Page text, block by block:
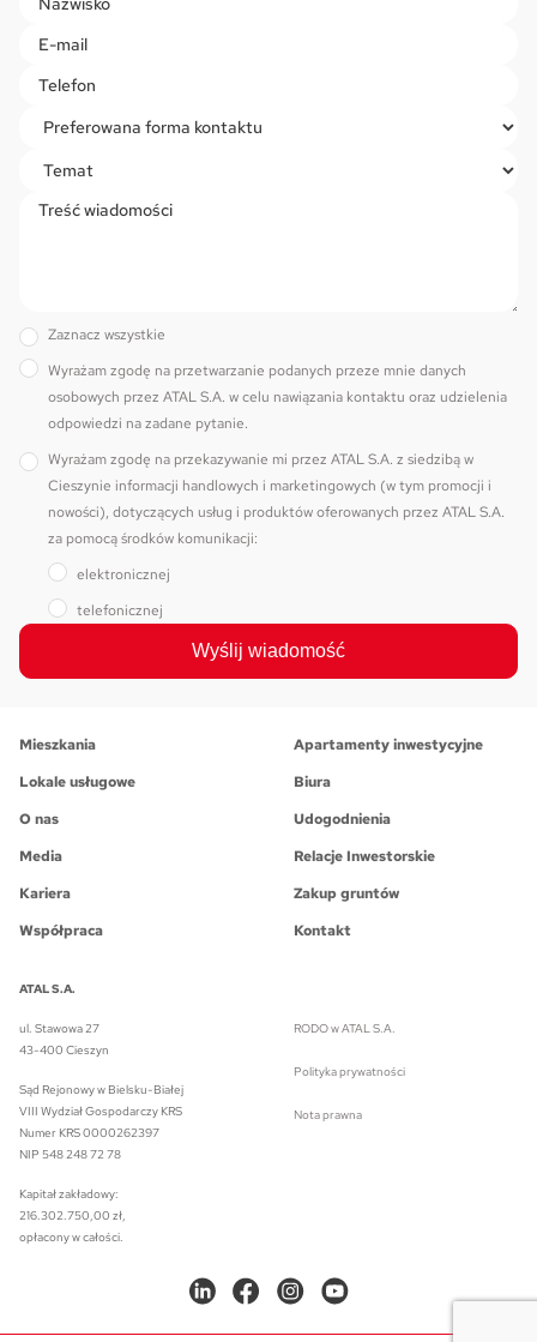
Wyślij wiadomość
Zaznacz wszystkie
Wyrażam zgodę na przetwarzanie podanych przeze mnie danych
osobowych przez ATAL S.A. w celu nawiązania kontaktu oraz udzielenia
odpowiedzi na zadane pytanie.
Wyrażam zgodę na przekazywanie mi przez ATAL S.A. z siedzibą w
Cieszynie informacji handlowych i marketingowych (w tym promocji i
nowości), dotyczących usług i produktów oferowanych przez ATAL S.A.
za pomocą środków komunikacji:
elektronicznej
telefonicznej
Mieszkania
Apartamenty inwestycyjne
Lokale usługowe
Biura
O nas
Udogodnienia
Media
Relacje Inwestorskie
Kariera
Zakup gruntów
Współpraca
Kontakt
ATAL S.A.
ul. Stawowa 27
43-400 Cieszyn
Sąd Rejonowy w Bielsku-Białej
VIII Wydział Gospodarczy KRS
Numer KRS 0000262397
NIP 548 248 72 78
Kapitał zakładowy:
216.302.750,00 zł,
opłacony w całości.
RODO w ATAL S.A.
Polityka prywatności
Nota prawna